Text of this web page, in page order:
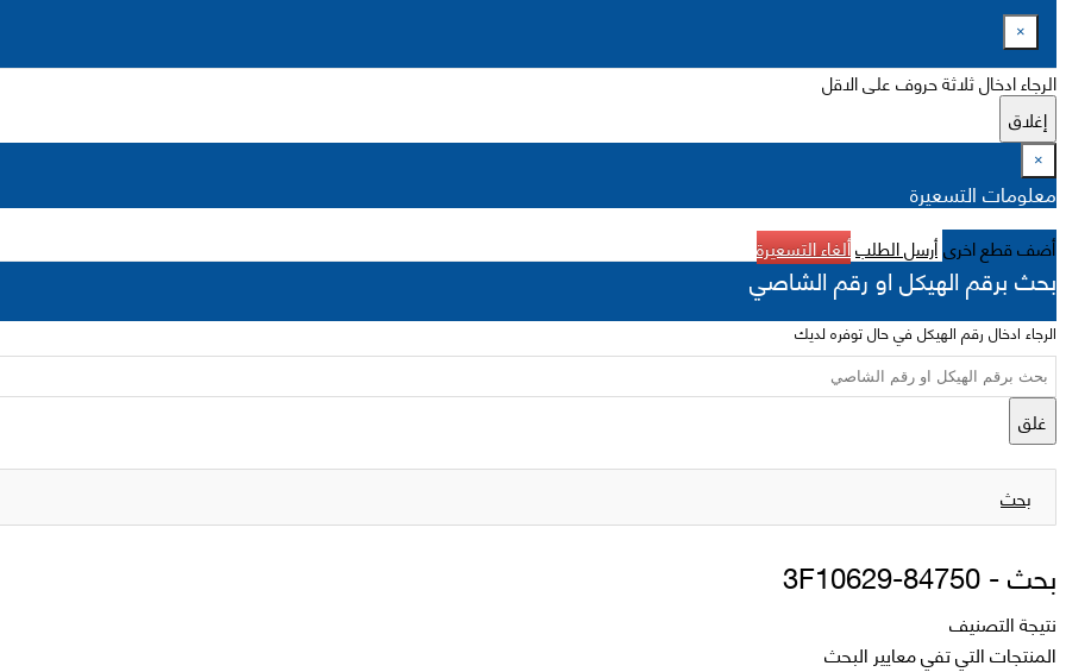
×
الرجاء ادخال ثلاثة حروف على الاقل
إغلاق
×
معلومات التسعيرة
أضف قطع اخرىأرسل الطلبألغاء التسعيرة
بحث برقم الهيكل او رقم الشاصي
الرجاء ادخال رقم الهيكل في حال توفره لديك
غلق
بحث
بحث -84750-3F10629
نتيجة التصنيف
المنتجات التي تفي معايير البحث